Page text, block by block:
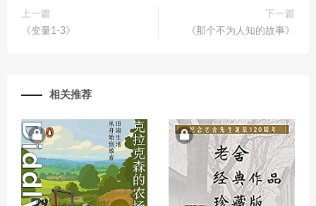
上一篇
《变量1-3》
下一篇
《那个不为人知的故事》
相关推荐